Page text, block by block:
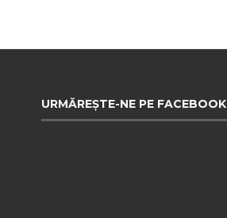
URMĂREȘTE-NE PE FACEBOOK